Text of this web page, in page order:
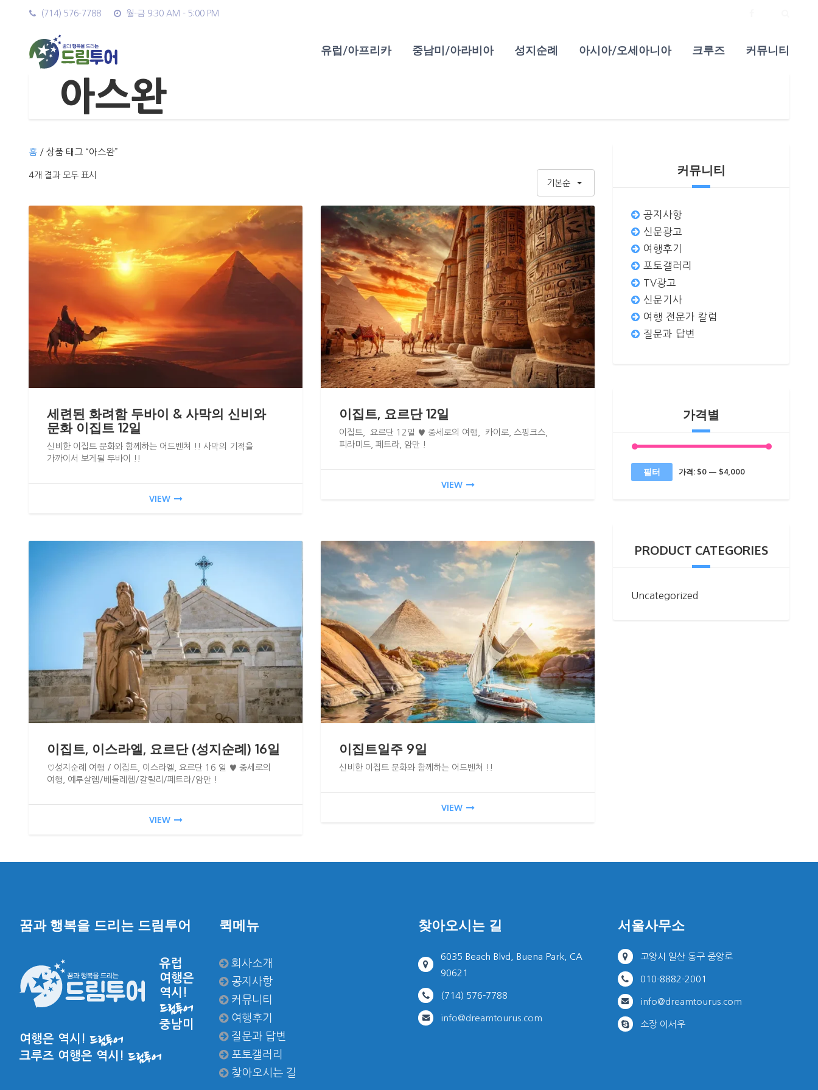
(714) 576-7788 월-금 9:30 AM - 5:00 PM
유럽/아프리카 중남미/아라비아 성지순례 아시아/오세아니아 크루즈 커뮤니티
아스완
홈 / 상품 태그 “아스완”
4개 결과 모두 표시
기본순
세련된 화려함 두바이 & 사막의 신비와
문화 이집트 12일
신비한 이집트 문화와 함께하는 어드벤쳐 !! 사막의 기적을
가까이서 보게될 두바이 !!
VIEW
이집트, 요르단 12일
이집트, 요르단 12일 ♥ 중세로의 여행, 카이로, 스핑크스,
피라미드, 페트라, 암만 !
VIEW
이집트, 이스라엘, 요르단 (성지순례) 16일
♡성지순례 여행 / 이집트, 이스라엘, 요르단 16 일 ♥ 중세로의
여행, 예루살렘/베들레헴/갈릴리/페트라/암만 !
VIEW
이집트일주 9일
신비한 이집트 문화와 함께하는 어드벤쳐 !!
VIEW
커뮤니티
공지사항
신문광고
여행후기
포토갤러리
TV광고
신문기사
여행 전문가 칼럼
질문과 답변
가격별
필터 가격: $0 — $4,000
PRODUCT CATEGORIES
Uncategorized
꿈과 행복을 드리는 드림투어
유럽
여행은
역시!
드림투어
중남미
여행은 역시! 드림투어
크루즈 여행은 역시! 드림투어
퀵메뉴
회사소개
공지사항
커뮤니티
여행후기
질문과 답변
포토갤러리
찾아오시는 길
찾아오시는 길
6035 Beach Blvd, Buena Park, CA
90621
(714) 576-7788
info@dreamtourus.com
서울사무소
고양시 일산 동구 중앙로
010-8882-2001
info@dreamtourus.com
소장 이서우